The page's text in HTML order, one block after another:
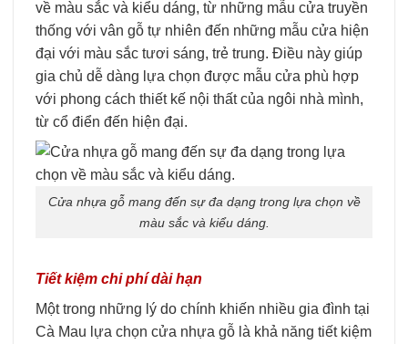
về màu sắc và kiểu dáng, từ những mẫu cửa truyền
thống với vân gỗ tự nhiên đến những mẫu cửa hiện
đại với màu sắc tươi sáng, trẻ trung. Điều này giúp
gia chủ dễ dàng lựa chọn được mẫu cửa phù hợp
với phong cách thiết kế nội thất của ngôi nhà mình,
từ cổ điển đến hiện đại.
Cửa nhựa gỗ mang đến sự đa dạng trong lựa chọn về
màu sắc và kiểu dáng.
Tiết kiệm chi phí dài hạn
Một trong những lý do chính khiến nhiều gia đình tại
Cà Mau lựa chọn cửa nhựa gỗ là khả năng tiết kiệm